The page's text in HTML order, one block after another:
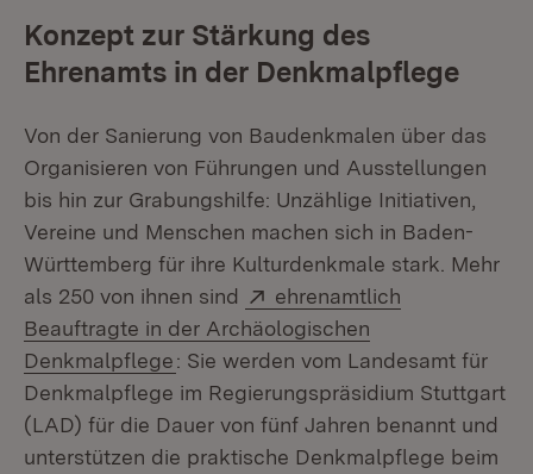
Konzept zur Stärkung des
Ehrenamts in der Denkmalpflege
Von der Sanierung von Baudenkmalen über das
Organisieren von Führungen und Ausstellungen
bis hin zur Grabungshilfe: Unzählige Initiativen,
Vereine und Menschen machen sich in Baden-
Württemberg für ihre Kulturdenkmale stark. Mehr
als 250 von ihnen sind
Extern:
ehrenamtlich
Beauftragte in der Archäologischen
Denkmalpflege(Öffnet in neuem Fenster)
: Sie werden vom Landesamt für
Denkmalpflege im Regierungspräsidium Stuttgart
(LAD) für die Dauer von fünf Jahren benannt und
unterstützen die praktische Denkmalpflege beim